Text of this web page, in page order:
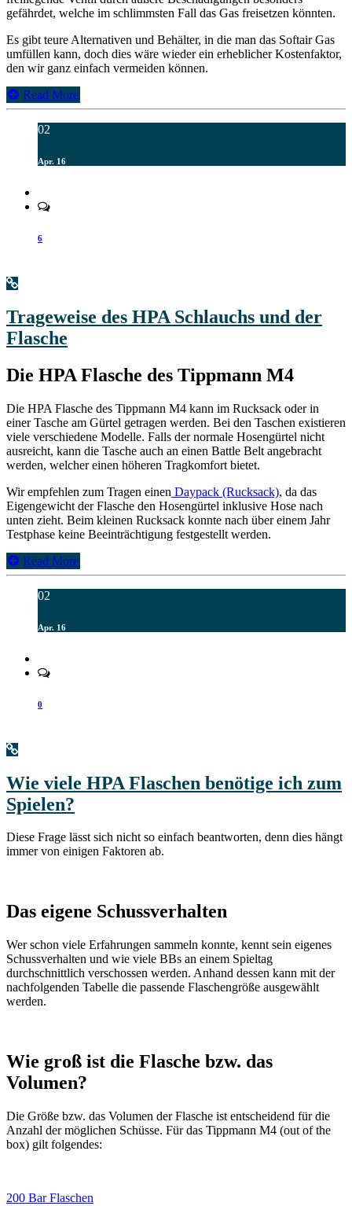
gefährdet, welche im schlimmsten Fall das Gas freisetzen könnten.
Es gibt teure Alternativen und Behälter, in die man das Softair Gas
umfüllen kann, doch dies wäre wieder ein erheblicher Kostenfaktor,
den wir ganz einfach vermeiden können.
Read More
02
Apr. 16
6
Trageweise des HPA Schlauchs und der
Flasche
Die HPA Flasche des Tippmann M4
Die HPA Flasche des Tippmann M4 kann im Rucksack oder in
einer Tasche am Gürtel getragen werden. Bei den Taschen existieren
viele verschiedene Modelle. Falls der normale Hosengürtel nicht
ausreicht, kann die Tasche auch an einen Battle Belt angebracht
werden, welcher einen höheren Tragkomfort bietet.
Wir empfehlen zum Tragen einen Daypack (Rucksack), da das
Eigengewicht der Flasche den Hosengürtel inklusive Hose nach
unten zieht. Beim kleinen Rucksack konnte nach über einem Jahr
Testphase keine Beeinträchtigung festgestellt werden.
Read More
02
Apr. 16
0
Wie viele HPA Flaschen benötige ich zum
Spielen?
Diese Frage lässt sich nicht so einfach beantworten, denn dies hängt
immer von einigen Faktoren ab.
Das eigene Schussverhalten
Wer schon viele Erfahrungen sammeln konnte, kennt sein eigenes
Schussverhalten und wie viele BBs an einem Spieltag
durchschnittlich verschossen werden. Anhand dessen kann mit der
nachfolgenden Tabelle die passende Flaschengröße ausgewählt
werden.
Wie groß ist die Flasche bzw. das
Volumen?
Die Größe bzw. das Volumen der Flasche ist entscheidend für die
Anzahl der möglichen Schüsse. Für das Tippmann M4 (out of the
box) gilt folgendes:
200 Bar Flaschen